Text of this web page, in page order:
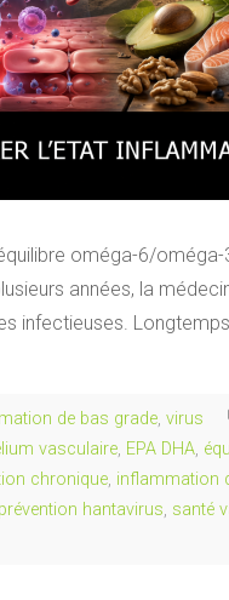
oméga-6/oméga-
années, la
infectieuses.
de bas grade, virus
vasculaire, EPA DHA,
chronique, inflammation
prévention hantavirus, santé